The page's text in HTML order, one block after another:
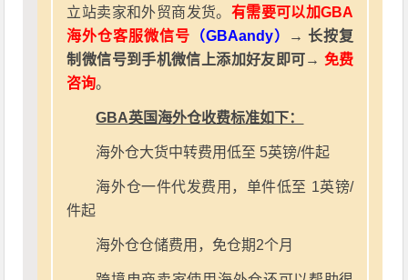
立站卖家和外贸商发货。 有需要可以加GBA
海外仓客服微信号 （GBAandy）
→ 长按复
制微信号到手机微信上添加好友即可→ 免费
咨询。
GBA英国海外仓收费标准如下：
海外仓大货中转费用低至 5英镑/件起
海外仓一件代发费用，单件低至 1英镑/
件起
海外仓仓储费用，免仓期2个月